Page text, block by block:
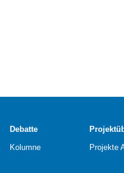
Debatte
Kolumne
Projekte